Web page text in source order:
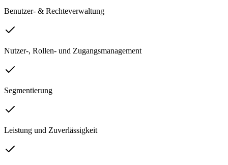
Benutzer- & Rechteverwaltung
Nutzer-, Rollen- und Zugangsmanagement
Segmentierung
Leistung und Zuverlässigkeit